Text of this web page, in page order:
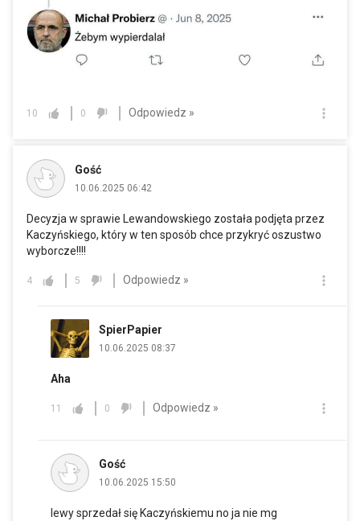
10 0 Odpowiedz »
Gość
10.06.2025 06:42
Decyzja w sprawie Lewandowskiego została podjęta przez
Kaczyńskiego, który w ten sposób chce przykryć oszustwo
wyborcze!!!!
4 5 Odpowiedz »
SpierPapier
10.06.2025 08:37
Aha
11 0 Odpowiedz »
Gość
10.06.2025 15:50
lewy sprzedał się Kaczyńskiemu no ja nie mg